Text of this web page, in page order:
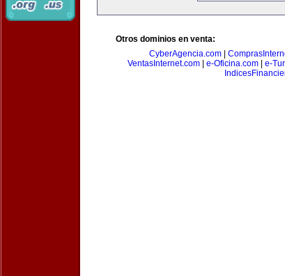
Otros dominios en venta:
CyberAgencia.com|
VentasInternet.com
e-Oficina.com e-